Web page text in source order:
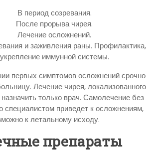
В период созревания.
После прорыва чирея.
Лечение осложнений.
и заживления раны. Профилактика,
укрепление иммунной системы.
первых симптомов осложнений срочно
Лечение чирея, локализованного
только врач. Самолечение без
специалистом приведет к осложнениям,
к летальному исходу.
препараты